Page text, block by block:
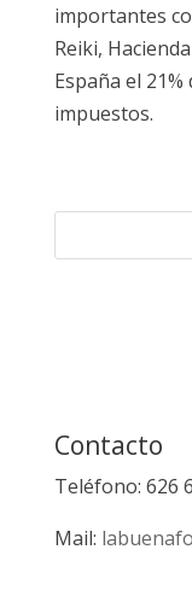
importantes
Reiki,
España el
impuestos.
Contacto
Teléfono: 626
Mail: